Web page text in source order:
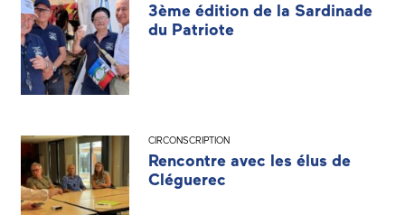
3ème édition de la Sardinade
du Patriote
CIRCONSCRIPTION
Rencontre avec les élus de
Cléguerec